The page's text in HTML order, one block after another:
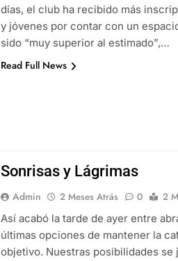
días, el club ha recibido más
y jóvenes por contar con un
sido “muy superior al estimado”,…
Read Full News
Sonrisas y Lágrimas
Admin 2 Meses Atrás 0
2
Así acabó la tarde de ayer entre
últimas opciones de mantener la
objetivo. Nuestras posibilidades se